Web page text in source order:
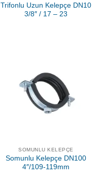
Trifonlu Uzun Kelepçe DN10
3/8″ / 17 – 23
SOMUNLU KELEPÇE
Somunlu Kelepçe DN100
4″/109-119mm